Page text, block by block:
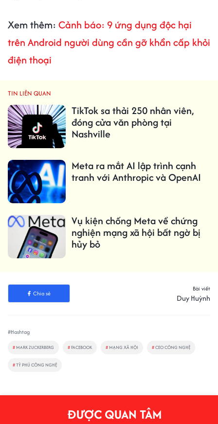
Xem thêm: Cảnh báo: 9 ứng dụng độc hại
trên Android người dùng cần gỡ khẩn cấp khỏi
điện thoại
TIN LIÊN QUAN
TikTok sa thải 250 nhân viên,
đóng cửa văn phòng tại
Nashville
Meta ra mắt AI lập trình cạnh
tranh với Anthropic và OpenAI
Vụ kiện chống Meta về chứng
nghiện mạng xã hội bất ngờ bị
hủy bỏ
Chia sẻ
Bài viết
Duy Huỳnh
#Hashtag
# MARK ZUCKERBERG # FACEBOOK # MẠNG XÃ HỘI #CEO CÔNG NGHỆ
#TỶ PHÚ CÔNG NGHỆ
ĐƯỢC QUAN TÂM